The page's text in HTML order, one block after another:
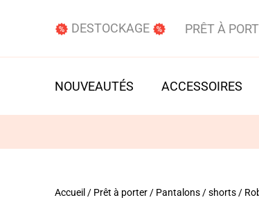
DESTOCKAGE PRÊT À
NOUVEAUTÉS ACCESSOIRES
Accueil / Prêt à porter / Pantalons / shorts /